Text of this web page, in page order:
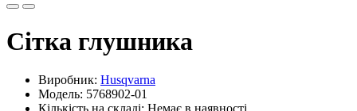
Сітка глушника
Виробник: Husqvarna
Модель: 5768902-01